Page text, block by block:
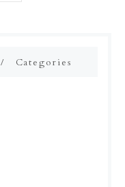
Categories